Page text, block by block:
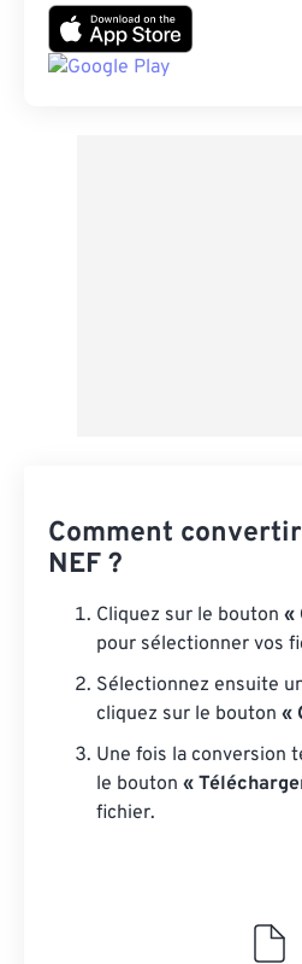
Comment
NEF ?
Cliquez sur le bouton «
pour sélectionner vos
Sélectionnez ensuite
cliquez sur le bouton «
Une fois la conversion
le bouton «
fichier.